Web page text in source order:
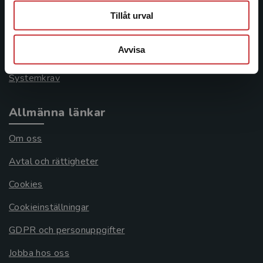
Tillåt urval
Avvisa
Frågor och svar
Systemkrav
Allmänna länkar
Om oss
Avtal och rättigheter
Cookies
Cookieinställningar
GDPR och personuppgifter
Jobba hos oss